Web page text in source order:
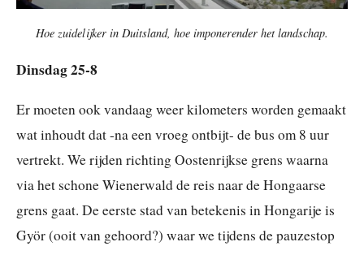
Hoe zuidelijker in Duitsland, hoe imponerender het landschap.
Dinsdag 25-8
Er moeten ook vandaag weer kilometers worden gemaakt
wat inhoudt dat -na een vroeg ontbijt- de bus om 8 uur
vertrekt. We rijden richting Oostenrijkse grens waarna
via het schone Wienerwald de reis naar de Hongaarse
grens gaat. De eerste stad van betekenis in Hongarije is
Györ (ooit van gehoord?) waar we tijdens de pauzestop